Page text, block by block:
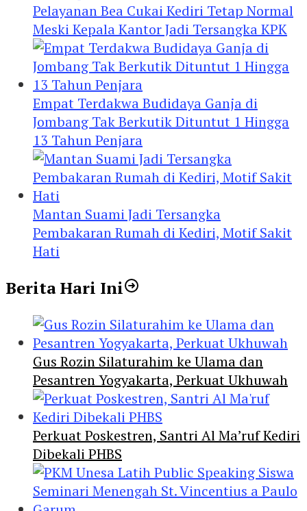
Pelayanan Bea Cukai Kediri Tetap Normal
Meski Kepala Kantor Jadi Tersangka KPK
Empat Terdakwa Budidaya Ganja di
Jombang Tak Berkutik Dituntut 1 Hingga
13 Tahun Penjara
Mantan Suami Jadi Tersangka
Pembakaran Rumah di Kediri, Motif Sakit
Hati
Berita Hari Ini
Gus Rozin Silaturahim ke Ulama dan
Pesantren Yogyakarta, Perkuat Ukhuwah
Perkuat Poskestren, Santri Al Ma’ruf Kediri
Dibekali PHBS